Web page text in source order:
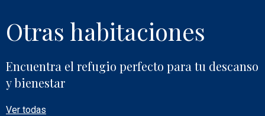
Otras habitaciones
Encuentra el refugio perfecto para tu descanso
y bienestar
Ver todas